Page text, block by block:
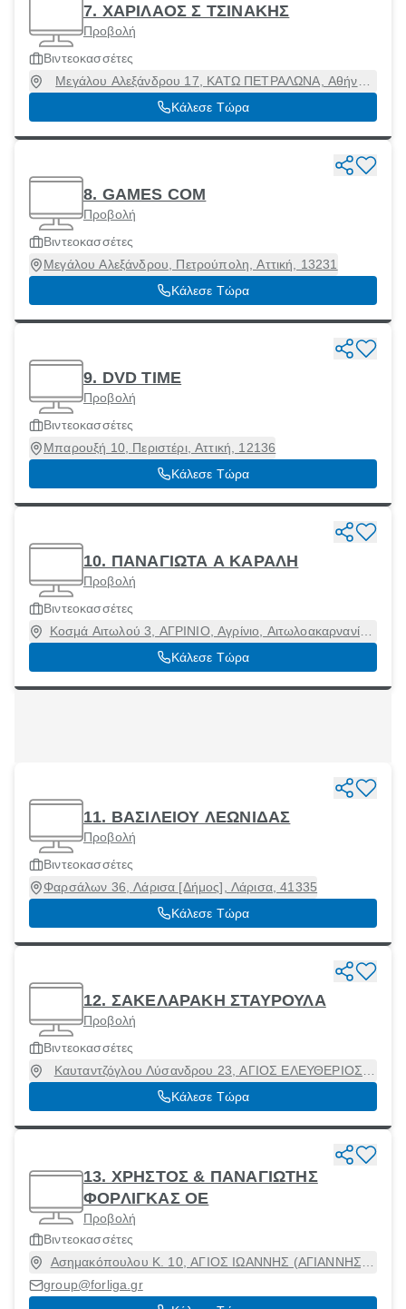
7. ΧΑΡΙΛΑΟΣ Σ ΤΣΙΝΑΚΗΣ
Προβολή
Βιντεοκασσέτες
Μεγάλου Αλεξάνδρου 17, ΚΑΤΩ ΠΕΤΡΑΛΩΝΑ, Αθήνα
[Δήμος], Αττική, 19013
Κάλεσε Τώρα
8. GAMES COM
Προβολή
Βιντεοκασσέτες
Μεγάλου Αλεξάνδρου, Πετρούπολη, Αττική, 13231
Κάλεσε Τώρα
9. DVD TIME
Προβολή
Βιντεοκασσέτες
Μπαρουξή 10, Περιστέρι, Αττική, 12136
Κάλεσε Τώρα
10. ΠΑΝΑΓΙΩΤΑ Α ΚΑΡΑΛΗ
Προβολή
Βιντεοκασσέτες
Κοσμά Αιτωλού 3, ΑΓΡΙΝΙΟ, Αγρίνιο, Αιτωλοακαρνανία,
30100
Κάλεσε Τώρα
11. ΒΑΣΙΛΕΙΟΥ ΛΕΩΝΙΔΑΣ
Προβολή
Βιντεοκασσέτες
Φαρσάλων 36, Λάρισα [Δήμος], Λάρισα, 41335
Κάλεσε Τώρα
12. ΣΑΚΕΛΑΡΑΚΗ ΣΤΑΥΡΟΥΛΑ
Προβολή
Βιντεοκασσέτες
Καυταντζόγλου Λύσανδρου 23, ΑΓΙΟΣ ΕΛΕΥΘΕΡΙΟΣ,
Αθήνα [Δήμος], Αττική, 11144
Κάλεσε Τώρα
13. ΧΡΗΣΤΟΣ & ΠΑΝΑΓΙΩΤΗΣ
ΦΟΡΛΙΓΚΑΣ ΟΕ
Προβολή
Βιντεοκασσέτες
Ασημακόπουλου Κ. 10, ΑΓΙΟΣ ΙΩΑΝΝΗΣ (ΑΓΙΑΝΝΗΣ),
Αγία Παρασκευή, Αττική, 15342
group@forliga.gr